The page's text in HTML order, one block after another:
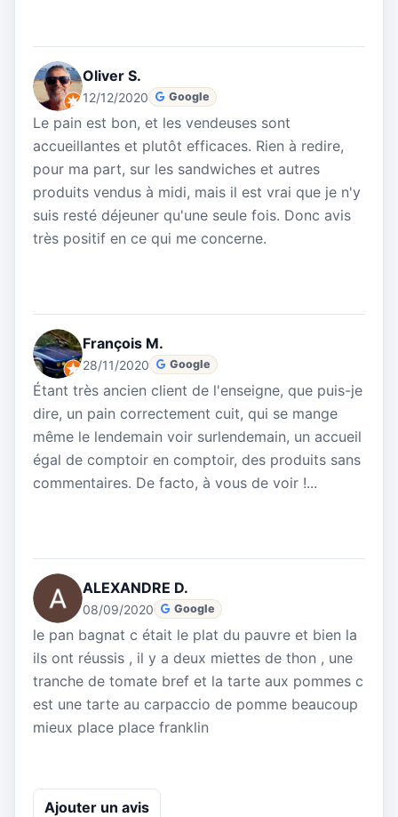
Oliver S.
12/12/2020 Google
Le pain est bon, et les vendeuses sont
accueillantes et plutôt efficaces. Rien à redire,
pour ma part, sur les sandwiches et autres
produits vendus à midi, mais il est vrai que je n'y
suis resté déjeuner qu'une seule fois. Donc avis
très positif en ce qui me concerne.
François M.
28/11/2020 Google
Étant très ancien client de l'enseigne, que puis-je
dire, un pain correctement cuit, qui se mange
même le lendemain voir surlendemain, un accueil
égal de comptoir en comptoir, des produits sans
commentaires. De facto, à vous de voir !...
ALEXANDRE D.
08/09/2020 Google
le pan bagnat c était le plat du pauvre et bien la
ils ont réussis , il y a deux miettes de thon , une
tranche de tomate bref et la tarte aux pommes c
est une tarte au carpaccio de pomme beaucoup
mieux place place franklin
Ajouter un avis